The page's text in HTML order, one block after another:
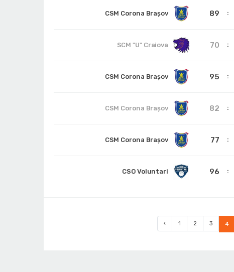
CSM Corona Braşov 89
SCM "U" Craiova 70
CSM Corona Braşov 95
CSM Corona Braşov 82
CSM Corona Braşov 77
CSO Voluntari 96
‹ 1 2 3 4